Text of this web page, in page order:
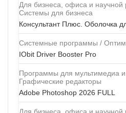
Для бизнеса, офиса и научной
Системы для бизнеса
Консультант Плюс. Оболочка
Системные программы /
IObit Driver Booster Pro
Программы для мультимедиа
Графические редакторы
Adobe Photoshop 2026 FULL